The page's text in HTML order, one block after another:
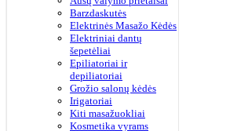
Barzdaskutės
Elektrinės Masažo Kėdės
Elektriniai dantų
šepetėliai
Epiliatoriai ir
depiliatoriai
Grožio salonų kėdės
Irigatoriai
Kiti masažuokliai
Kosmetika vyrams